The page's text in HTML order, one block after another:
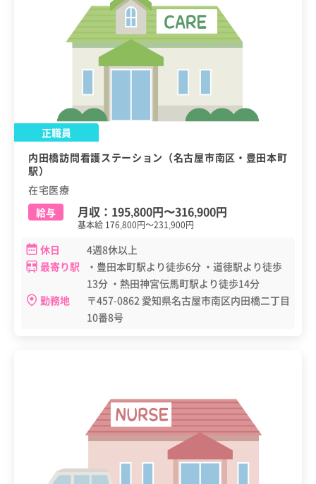
正職員
内田橋訪問看護ステーション（名古屋市南区・豊田本町
駅）
在宅医療
給与
月収： 195,800円〜316,900円
基本給 176,800円～231,900円
休日
4週8休以上
最寄り駅
・豊田本町駅より徒歩6分 ・道徳駅より徒歩
13分 ・熱田神宮伝馬町駅より徒歩14分
勤務地
〒457-0862 愛知県名古屋市南区内田橋二丁目
10番8号